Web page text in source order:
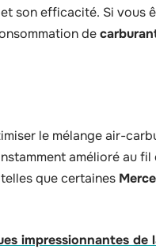
son efficacité. Si vous
de
le mélange air-
amélioré au fil
que certaines
impressionnantes de